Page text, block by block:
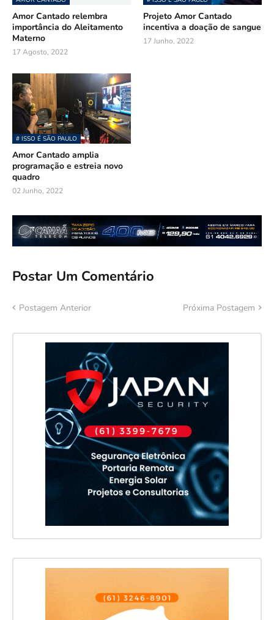
Amor Cantado relembra
importância do Aleitamento
Materno
17 Agosto, 2022
Projeto Amor Cantado
incentiva a doação de sangue
17 Junho, 2022
# ISSO É SÃO PAULO
Amor Cantado amplia
programação e estreia novo
quadro
02 Junho, 2022
Postar Um Comentário
Postagem Anterior Próxima Postagem